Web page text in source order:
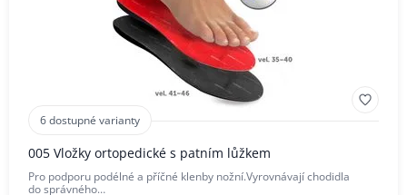
6 dostupné varianty
005 Vložky ortopedické s patním lůžkem
Pro podporu podélné a příčné klenby nožní.Vyrovnávají chodidla
do správného…